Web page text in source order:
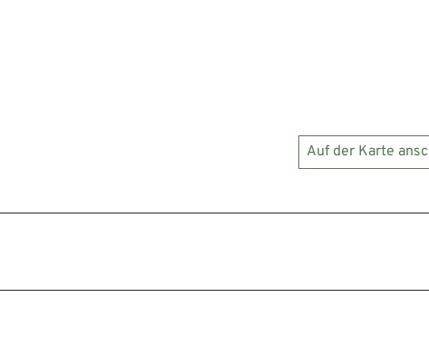
Auf der Karte